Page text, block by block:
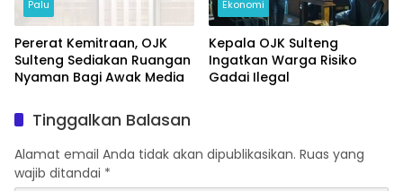
Palu
Pererat Kemitraan, OJK
Sulteng Sediakan Ruangan
Nyaman Bagi Awak Media
Ekonomi
Kepala OJK Sulteng
Ingatkan Warga Risiko
Gadai Ilegal
Tinggalkan Balasan
Alamat email Anda tidak akan dipublikasikan. Ruas yang
wajib ditandai *